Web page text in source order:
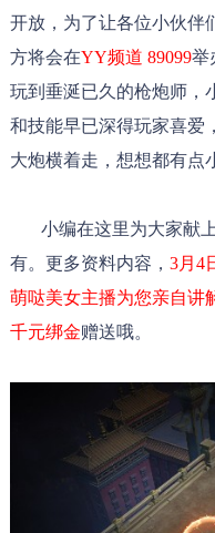
开放，为了让各位小伙伴
方将会在YY频道 89099举
玩到垂涎已久的枪炮师，
和技能早已深得玩家喜爱
大炮横着走， 想想都有点
小编在这里为大家献
有。更多资料内容， 3月4
萌哒美女主播为您亲自讲
千元绑金赠送哦。